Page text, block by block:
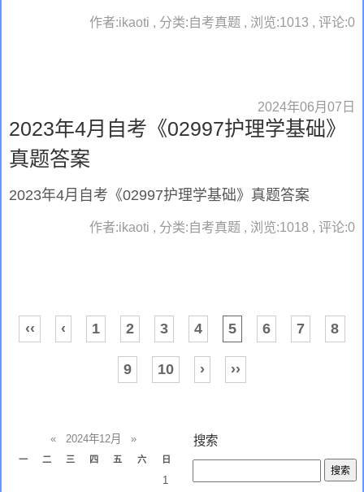
作者:ikaoti , 分类:自考真题 , 浏览:1013 , 评论:0
2024年06月07日
2023年4月自考《02997护理学基础》
真题答案
2023年4月自考《02997护理学基础》真题答案
作者:ikaoti , 分类:自考真题 , 浏览:1018 , 评论:0
‹‹ ‹ 1 2 3 4 5 6 7 8
9 10 › ››
« 2024年12月 »
一 二 三 四 五 六 日
1
搜索